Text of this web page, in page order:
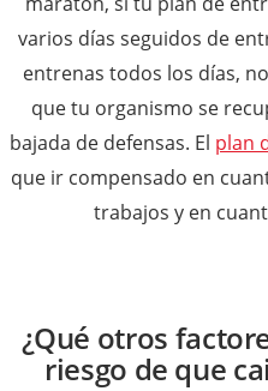
varios días seguidos de
entrenas todos los días,
que tu organismo se
bajada de defensas. El plan
que ir compensado en
trabajos y en
¿Qué otros
riesgo de que